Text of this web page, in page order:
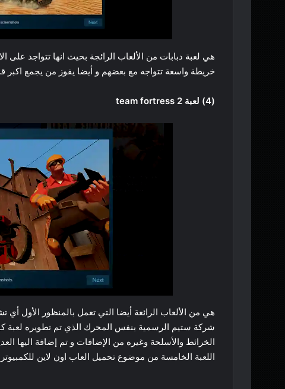
خريطة واسعة تتواجه مع بعضهم و أيضا يفوز من يجمع اكبر
(4) لعبة team fortress 2
هي من الألعاب الرائعة أيضا التي تعمل بالمنظور الأول
شركة ستيم الرسمية بنفس المحرك الذي تم تطويره لعبة
الخرائط والأسلحة وغيره من الإضافات و تم إضافة اليها
اللعبة الخامسة من موضوع تحميل العاب اون لاين